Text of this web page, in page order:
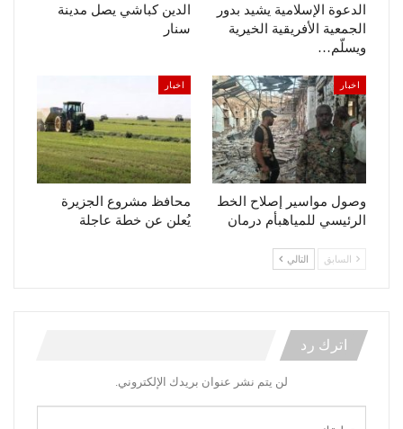
الدعوة الإسلامية يشيد بدور
الجمعية الأفريقية الخيرية
ويسلّم…
الدين كباشي يصل مدينة
سنار
اخبار
وصول مواسير إصلاح الخط
الرئيسي للمياهبأم درمان
اخبار
محافظ مشروع الجزيرة
يُعلن عن خطة عاجلة
السابق التالي
اترك رد
لن يتم نشر عنوان بريدك الإلكتروني.